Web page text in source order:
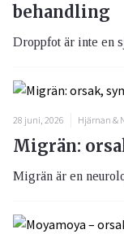
behandling
Droppfot är inte en
28 juni, 2026 Hjärnan &
Migrän:
Migrän är en